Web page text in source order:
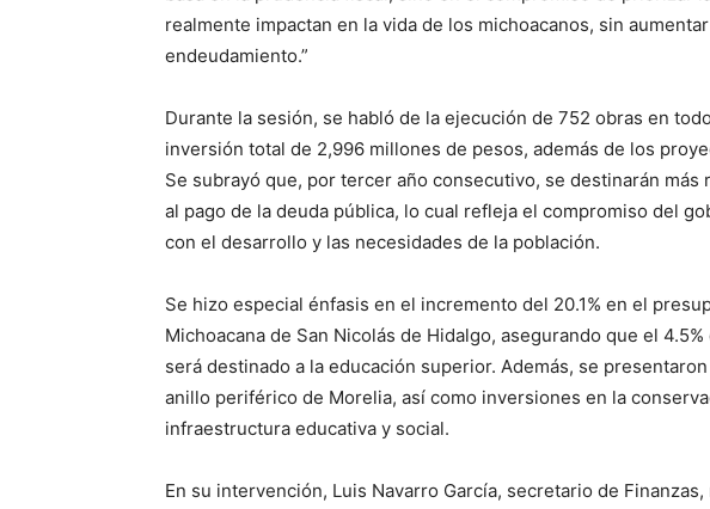
realmente impactan en la vida de los michoacanos, sin
endeudamiento.”
Durante la sesión, se habló de la ejecución de 752 obras en
inversión total de 2,996 millones de pesos, además de los
Se subrayó que, por tercer año consecutivo, se destinarán
al pago de la deuda pública, lo cual refleja el compromiso del
con el desarrollo y las necesidades de la población.
Se hizo especial énfasis en el incremento del 20.1% en el
Michoacana de San Nicolás de Hidalgo, asegurando que el
será destinado a la educación superior. Además, se
anillo periférico de Morelia, así como inversiones en la
infraestructura educativa y social.
En su intervención, Luis Navarro García, secretario de